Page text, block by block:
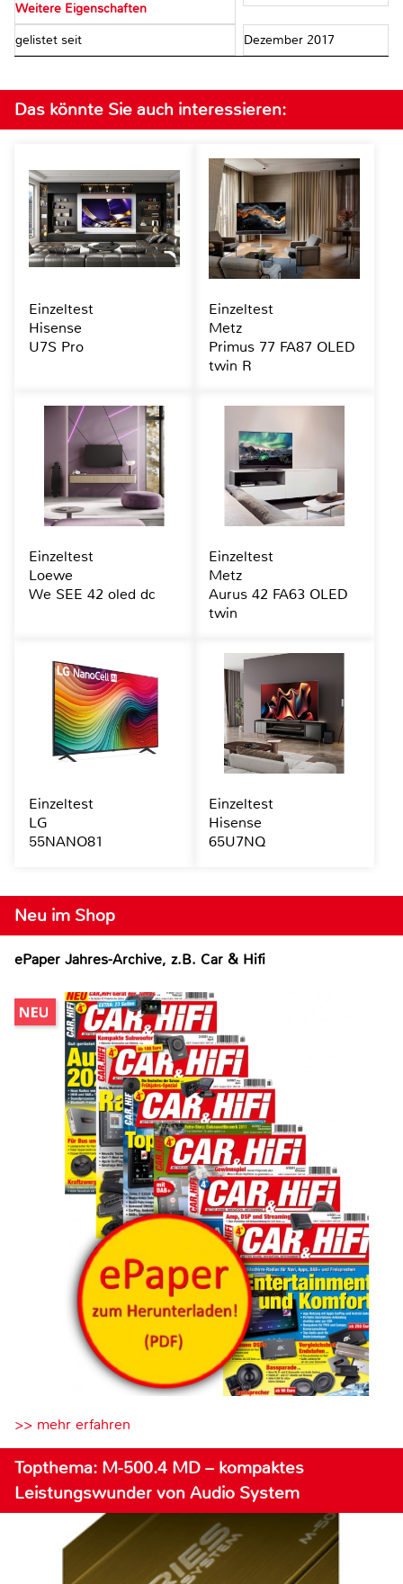
Weitere Eigenschaften
gelistet seit Dezember 2017
Neu im Shop
ePaper Jahres-Archive, z.B. Car & Hifi
>> mehr erfahren
Topthema: M-500.4 MD – kompaktes
Leistungswunder von Audio System
Das könnte Sie auch interessieren:
Einzeltest
Hisense
U7S Pro
Einzeltest
Metz
Primus 77 FA87 OLED
twin R
Einzeltest
Loewe
We SEE 42 oled dc
Einzeltest
Metz
Aurus 42 FA63 OLED
twin
Einzeltest
LG
55NANO81
Einzeltest
Hisense
65U7NQ